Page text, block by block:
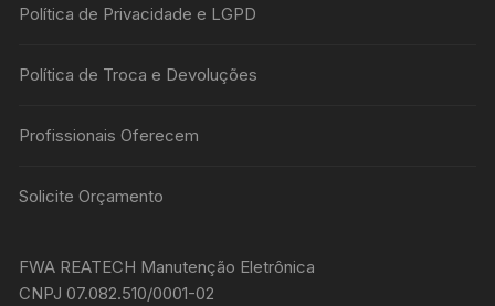
Política de Privacidade e LGPD
Política de Troca e Devoluções
Profissionais Oferecem
Solicite Orçamento
FWA REATECH Manutenção Eletrônica
CNPJ 07.082.510/0001-02